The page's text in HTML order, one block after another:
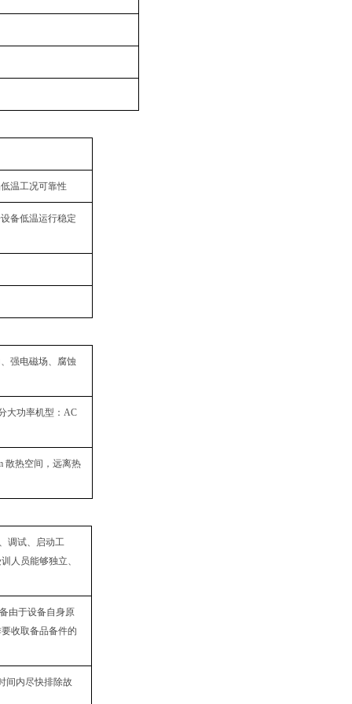
温工况可靠性
备低温运行稳定
强电磁场、腐蚀
大功率机型：AC
散热空间，远离热
调试、启动工
人员能够独立、
由于设备自身原
收取备品备件的
间内尽快排除故